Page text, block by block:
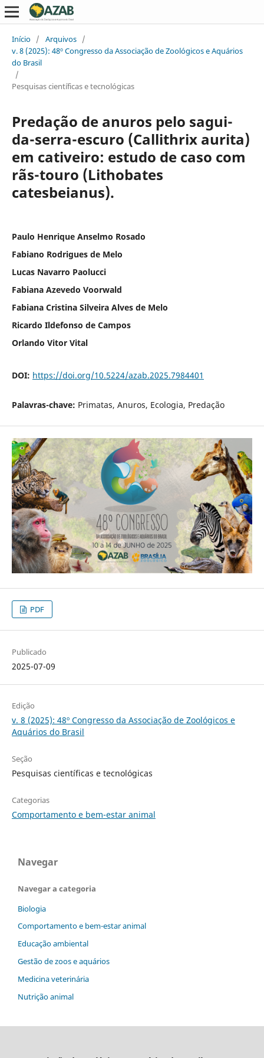
Início / Arquivos /
v. 8 (2025): 48º Congresso da Associação de Zoológicos e Aquários
do Brasil
/
Pesquisas científicas e tecnológicas
Predação de anuros pelo sagui-
da-serra-escuro (Callithrix aurita)
em cativeiro: estudo de caso com
rãs-touro (Lithobates
catesbeianus).
Paulo Henrique Anselmo Rosado
Fabiano Rodrigues de Melo
Lucas Navarro Paolucci
Fabiana Azevedo Voorwald
Fabiana Cristina Silveira Alves de Melo
Ricardo Ildefonso de Campos
Orlando Vitor Vital
DOI: https://doi.org/10.5224/azab.2025.7984401
Palavras-chave: Primatas, Anuros, Ecologia, Predação
PDF
Publicado
2025-07-09
Edição
v. 8 (2025): 48º Congresso da Associação de Zoológicos e
Aquários do Brasil
Seção
Pesquisas científicas e tecnológicas
Categorias
Comportamento e bem-estar animal
Navegar
Navegar a categoria
Biologia
Comportamento e bem-estar animal
Educação ambiental
Gestão de zoos e aquários
Medicina veterinária
Nutrição animal